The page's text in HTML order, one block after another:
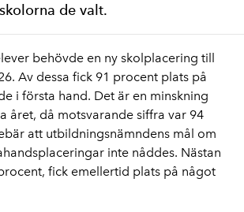
de valt.
behövde en ny skolplacering till
Av dessa fick 91 procent plats på
i första hand. Det är en minskning
året, då motsvarande siffra var 94
att utbildningsnämndens mål om
inte nåddes. Nästan
fick emellertid plats på något